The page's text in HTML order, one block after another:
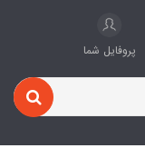
پروفایل شما